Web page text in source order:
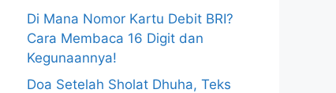
Di Mana Nomor Kartu Debit BRI?
Cara Membaca 16 Digit dan
Kegunaannya!
Doa Setelah Sholat Dhuha, Teks